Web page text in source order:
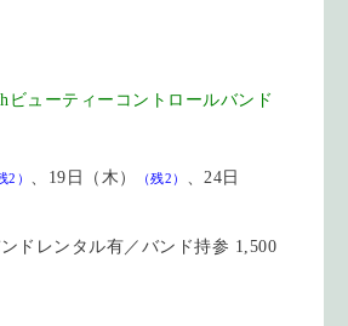
ューティーコントロールバンド
2） 、19日 （木） （残2）
、24日
ドレンタル有／バンド持参 1,500